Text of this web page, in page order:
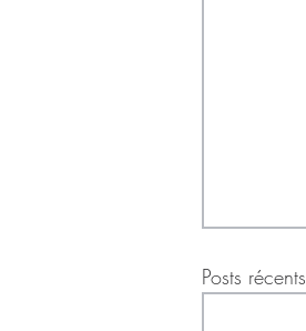
Posts récents